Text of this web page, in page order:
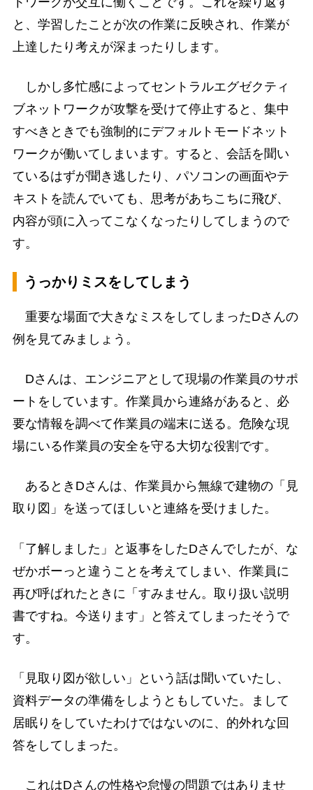
と、学習したことが次の作業に反映され、作業が
上達したり考えが深まったりします。
しかし多忙感によってセントラルエグゼクティ
ブネットワークが攻撃を受けて停止すると、集中
すべきときでも強制的にデフォルトモードネット
ワークが働いてしまいます。すると、会話を聞い
ているはずが聞き逃したり、パソコンの画面やテ
キストを読んでいても、思考があちこちに飛び、
内容が頭に入ってこなくなったりしてしまうので
す。
うっかりミスをしてしまう
重要な場面で大きなミスをしてしまったDさんの
例を見てみましょう。
Dさんは、エンジニアとして現場の作業員のサポ
ートをしています。作業員から連絡があると、必
要な情報を調べて作業員の端末に送る。危険な現
場にいる作業員の安全を守る大切な役割です。
あるときDさんは、作業員から無線で建物の「見
取り図」を送ってほしいと連絡を受けました。
「了解しました」と返事をしたDさんでしたが、な
ぜかボーっと違うことを考えてしまい、作業員に
再び呼ばれたときに「すみません。取り扱い説明
書ですね。今送ります」と答えてしまったそうで
す。
「見取り図が欲しい」という話は聞いていたし、
資料データの準備をしようともしていた。まして
居眠りをしていたわけではないのに、的外れな回
答をしてしまった。
これはDさんの性格や怠慢の問題ではありませ